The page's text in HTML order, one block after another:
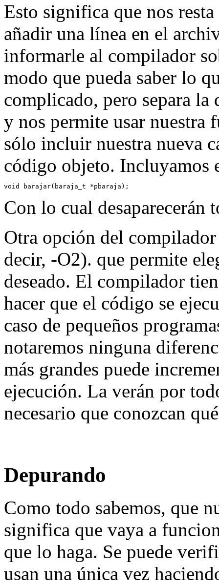
Esto significa que nos
añadir una línea en el
informarle al compilador
modo que pueda saber lo
complicado, pero separa
y nos permite usar nuestra
sólo incluir nuestra nueva
código objeto. Incluyamos
Con lo cual desaparecerán
Otra opción del
decir, -O2). que permite
deseado. El compilador
hacer que el código se
caso de pequeños
notaremos ninguna
más grandes puede
ejecución. La verán por
necesario que conozcan
Depurando
Como todo sabemos, que
significa que vaya a
que lo haga. Se puede
usan una única vez